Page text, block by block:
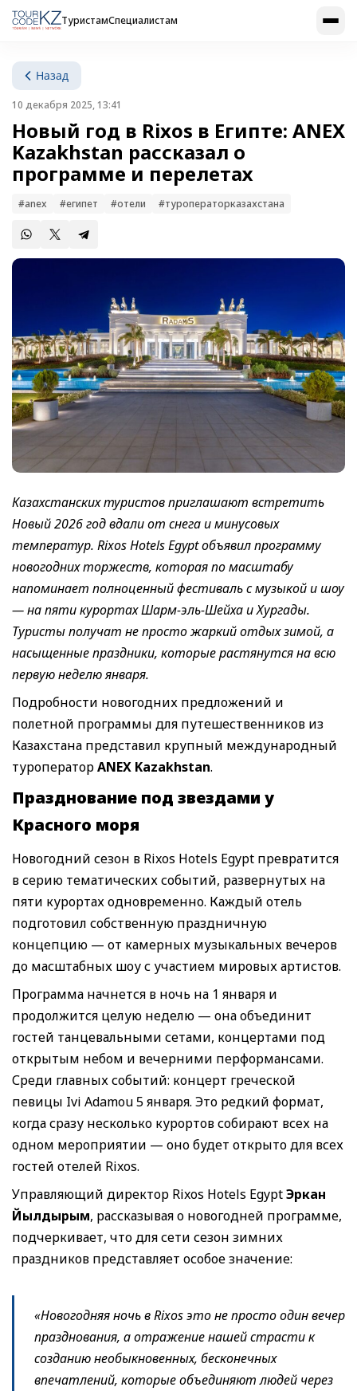
ТуристамСпециалистам
Назад
10 декабря 2025, 13:41
Новый год в Rixos в Египте: ANEX
Kazakhstan рассказал о
программе и перелетах
#anex #египет #отели #туроператорказахстана
Казахстанских туристов приглашают встретить
Новый 2026 год вдали от снега и минусовых
температур. Rixos Hotels Egypt объявил программу
новогодних торжеств, которая по масштабу
напоминает полноценный фестиваль с музыкой и шоу
— на пяти курортах Шарм-эль-Шейха и Хургады.
Туристы получат не просто жаркий отдых зимой, а
насыщенные праздники, которые растянутся на всю
первую неделю января.
Подробности новогодних предложений и
полетной программы для путешественников из
Казахстана представил крупный международный
туроператорANEX Kazakhstan.
Празднование под звездами у
Красного моря
Новогодний сезон в Rixos Hotels Egypt превратится
в серию тематических событий, развернутых на
пяти курортах одновременно. Каждый отель
подготовил собственную праздничную
концепцию — от камерных музыкальных вечеров
до масштабных шоу с участием мировых артистов.
Программа начнется в ночь на 1 января и
продолжится целую неделю — она объединит
гостей танцевальными сетами, концертами под
открытым небом и вечерними перформансами.
Среди главных событий: концерт греческой
певицы Ivi Adamou 5 января. Это редкий формат,
когда сразу несколько курортов собирают всех на
одном мероприятии — оно будет открыто для всех
гостей отелей Rixos.
Управляющий директор Rixos Hotels EgyptЭркан
Йылдырым, рассказывая о новогодней программе,
подчеркивает, что для сети сезон зимних
праздников представляет особое значение:
«Новогодняя ночь в Rixos это не просто один вечер
празднования, а отражение нашей страсти к
созданию необыкновенных, бесконечных
впечатлений, которые объединяют людей через